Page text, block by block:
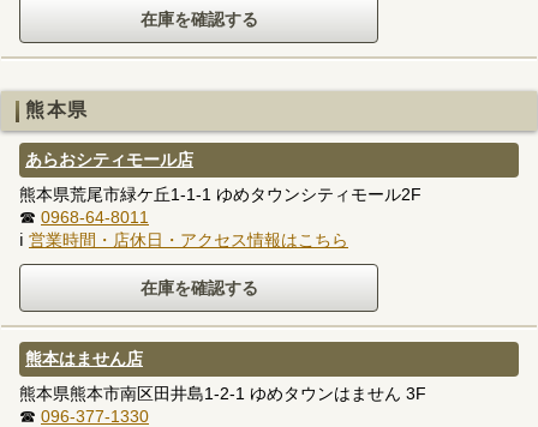
熊本県
あらおシティモール店
熊本県荒尾市緑ケ丘1-1-1 ゆめタウンシティモール2F
☎ 0968-64-8011
ℹ 営業時間・店休日・アクセス情報はこちら
熊本はません店
熊本県熊本市南区田井島1-2-1 ゆめタウンはません 3F
☎ 096-377-1330